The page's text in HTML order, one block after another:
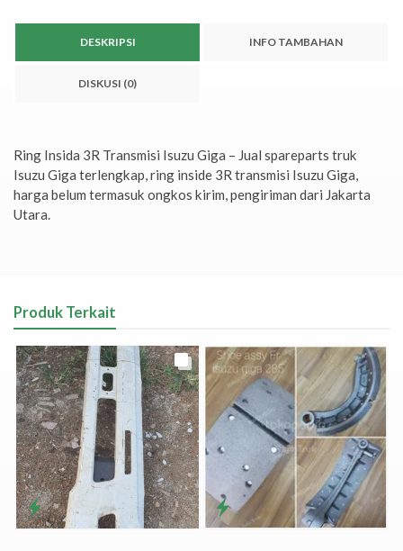
DESKRIPSI INFO TAMBAHAN
DISKUSI (0)
Ring Insida 3R Transmisi Isuzu Giga – Jual spareparts truk
Isuzu Giga terlengkap, ring inside 3R transmisi Isuzu Giga,
harga belum termasuk ongkos kirim, pengiriman dari Jakarta
Utara.
Produk Terkait